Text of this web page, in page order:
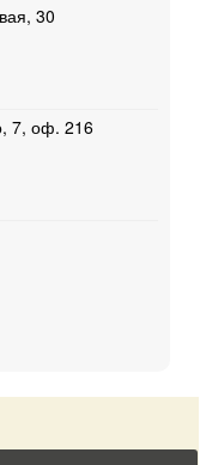
30
7, оф. 216